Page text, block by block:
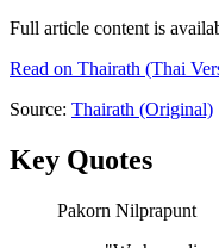
Full article content is
Read on Thairath (Thai
Source: Thairath (Original)
Key Quotes
Pakorn Nilprapunt